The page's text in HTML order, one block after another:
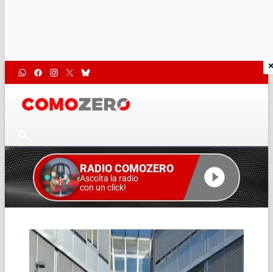
RADIO COMOZERO
Ascolta la radio
con un click!